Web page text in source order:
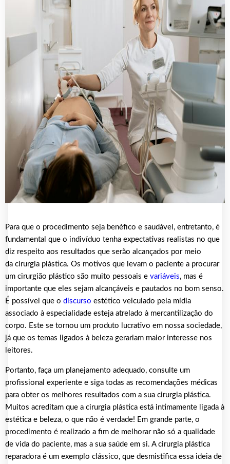
Para que o procedimento seja benéfico e saudável, entretanto, é
fundamental que o indivíduo tenha expectativas realistas no que
diz respeito aos resultados que serão alcançados por meio
da cirurgia plástica. Os motivos que levam o paciente a procurar
um cirurgião plástico são muito pessoais e variáveis, mas é
importante que eles sejam alcançáveis e pautados no bom senso.
É possível que o discurso estético veiculado pela mídia
associado à especialidade esteja atrelado à mercantilização do
corpo. Este se tornou um produto lucrativo em nossa sociedade,
já que os temas ligados à beleza gerariam maior interesse nos
leitores.
Portanto, faça um planejamento adequado, consulte um
profissional experiente e siga todas as recomendações médicas
para obter os melhores resultados com a sua cirurgia plástica.
Muitos acreditam que a cirurgia plástica está intimamente ligada à
estética e beleza, o que não é verdade! Em grande parte, o
procedimento é realizado a fim de melhorar não só a qualidade
de vida do paciente, mas a sua saúde em si. A cirurgia plástica
reparadora é um exemplo clássico, que desmistifica essa ideia de